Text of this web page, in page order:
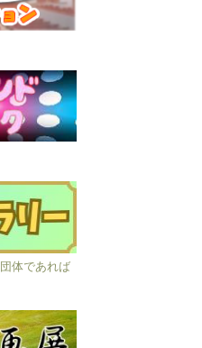
体であれば